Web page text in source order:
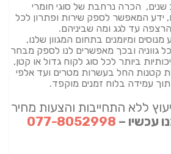
שנים, הכרה נרחבת של סוגי חומרי
ידע המאפשר לספק שירות ופתרון לכל
עד לגג ומה שביניהם.
מנוסים ומיומנים בתחום המגוון שלנו,
גווניה ובכך מאפשרים לנו לספק מבחר
ביותר לכל סוג לקוח גדול או קטן,
קטנות החל בעשרות מטרים ועד אלפי
עמידה בלוח זמנים מוקפד.
ללא התחייבות והצעות מחיר
עכשיו – 077-8052998